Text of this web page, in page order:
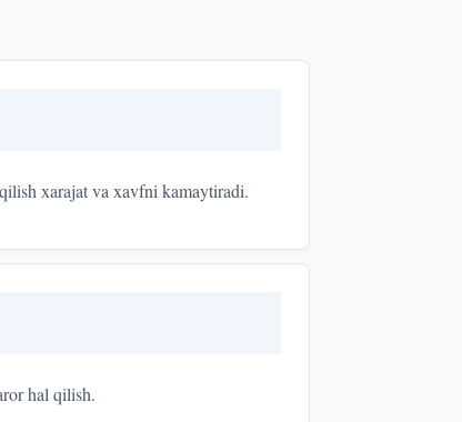
xarajat va xavfni kamaytiradi.
hal qilish.